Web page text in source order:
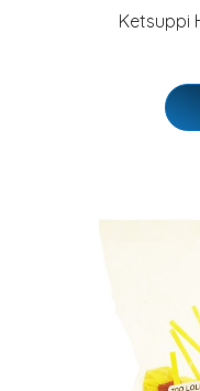
Ketsuppi